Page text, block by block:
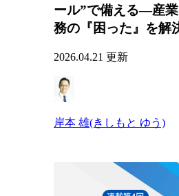
ール”で備える―産
務の『困った』を解
2026.04.21 更新
岸本 雄(きしもと ゆう)